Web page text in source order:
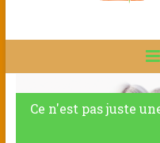
Ce n'est pas juste